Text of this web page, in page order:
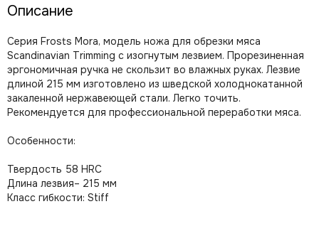
Описание
Серия Frosts Mora, модель ножа для обрезки мяса
Scandinavian Trimming с изогнутым лезвием. Прорезиненная
эргономичная ручка не скользит во влажных руках. Лезвие
длиной 215 мм изготовлено из шведской холоднокатанной
закаленной нержавеющей стали. Легко точить.
Рекомендуется для профессиональной переработки мяса.
Особенности:
Твердость 58 HRC
Длина лезвия– 215 мм
Класс гибкости: Stiff